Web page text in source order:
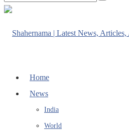
Home
News
India
World